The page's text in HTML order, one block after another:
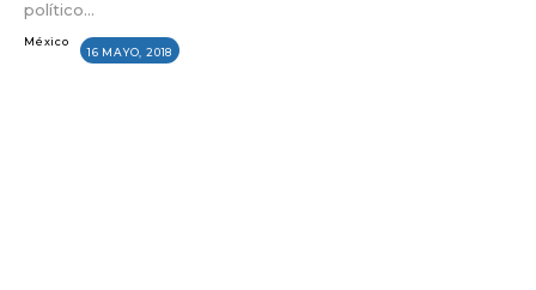
político...
México
16 MAYO, 2018